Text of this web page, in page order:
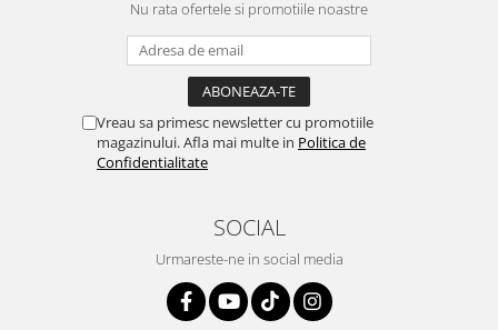
Nu rata ofertele si promotiile noastre
Vreau sa primesc newsletter cu promotiile
magazinului. Afla mai multe in Politica de
Confidentialitate
SOCIAL
Urmareste-ne in social media